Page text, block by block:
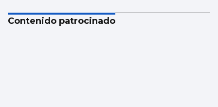
Contenido patrocinado